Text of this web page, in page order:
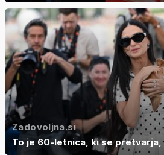
Zadovoljna.si
To je 60-letnica, ki se pretvarja,